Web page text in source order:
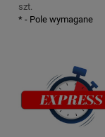
szt.
* - Pole wymagane